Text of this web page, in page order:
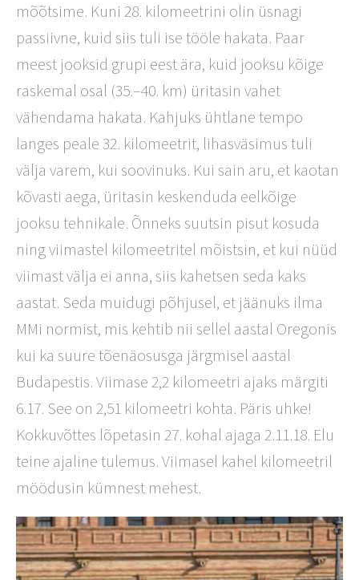
mõõtsime. Kuni 28. kilomeetrini olin üsnagi
passiivne, kuid siis tuli ise tööle hakata. Paar
meest jooksid grupi eest ära, kuid jooksu kõige
raskemal osal (35.–40. km) üritasin vahet
vähendama hakata. Kahjuks ühtlane tempo
langes peale 32. kilomeetrit, lihasväsimus tuli
välja varem, kui soovinuks. Kui sain aru, et kaotan
kõvasti aega, üritasin keskenduda eelkõige
jooksu tehnikale. Õnneks suutsin pisut kosuda
ning viimastel kilomeetritel mõistsin, et kui nüüd
viimast välja ei anna, siis kahetsen seda kaks
aastat. Seda muidugi põhjusel, et jäänuks ilma
MMi normist, mis kehtib nii sellel aastal Oregonis
kui ka suure tõenäosusga järgmisel aastal
Budapestis. Viimase 2,2 kilomeetri ajaks märgiti
6.17. See on 2,51 kilomeetri kohta. Päris uhke!
Kokkuvõttes lõpetasin 27. kohal ajaga 2.11.18. Elu
teine ajaline tulemus. Viimasel kahel kilomeetril
möödusin kümnest mehest.